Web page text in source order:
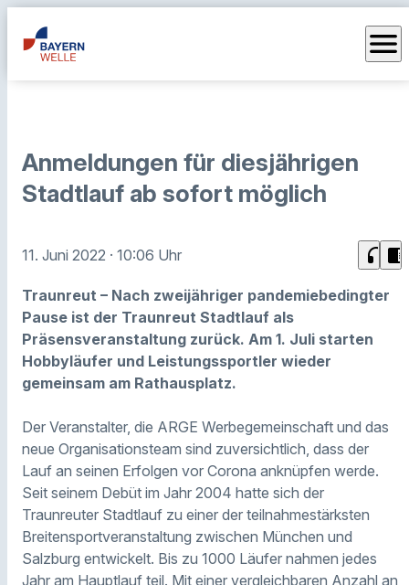
menu
Anmeldungen für diesjährigen
Stadtlauf ab sofort möglich
11. Juni 2022 · 10:06 Uhr headphones chrome_reader_mode
Traunreut – Nach zweijähriger pandemiebedingter
Pause ist der Traunreut Stadtlauf als
Präsensveranstaltung zurück. Am 1. Juli starten
Hobbyläufer und Leistungssportler wieder
gemeinsam am Rathausplatz.
Der Veranstalter, die ARGE Werbegemeinschaft und das
neue Organisationsteam sind zuversichtlich, dass der
Lauf an seinen Erfolgen vor Corona anknüpfen werde.
Seit seinem Debüt im Jahr 2004 hatte sich der
Traunreuter Stadtlauf zu einer der teilnahmestärksten
Breitensportveranstaltung zwischen München und
Salzburg entwickelt. Bis zu 1000 Läufer nahmen jedes
Jahr am Hauptlauf teil. Mit einer vergleichbaren Anzahl an